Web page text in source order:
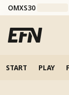
OMXS30
START PLAY